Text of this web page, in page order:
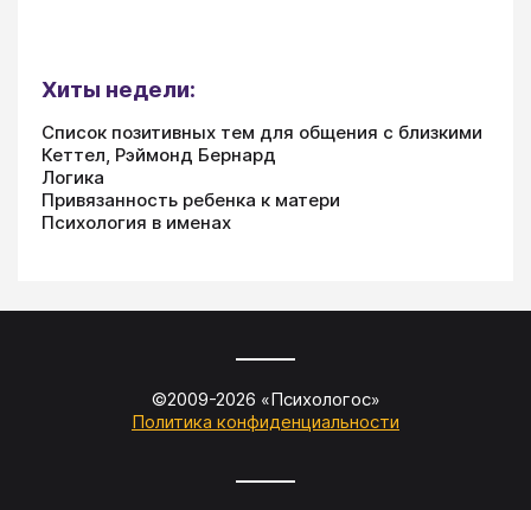
Хиты недели:
Список позитивных тем для общения с близкими
Кеттел, Рэймонд Бернард
Логика
Привязанность ребенка к матери
Психология в именах
©2009-2026 «Психологос»
Политика конфиденциальности